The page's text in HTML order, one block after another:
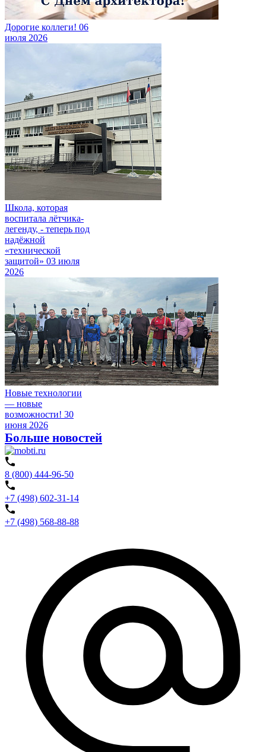
Дорогие коллеги! 06
июля 2026
Школа, которая
воспитала лётчика-
легенду, - теперь под
надёжной
«технической
защитой» 03 июля
2026
Новые технологии
— новые
возможности! 30
июня 2026
Больше новостей
8 (800) 444-96-50
+7 (498) 602-31-14
+7 (498) 568-88-88